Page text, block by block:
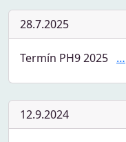
28.7.2025
Termín PH9 2025
12.9.2024